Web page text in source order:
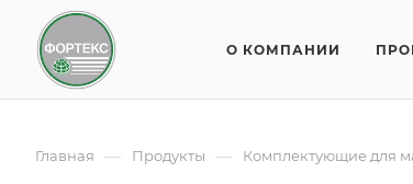
О КОМПАНИИ
Главная — Продукты — Комплектующие для